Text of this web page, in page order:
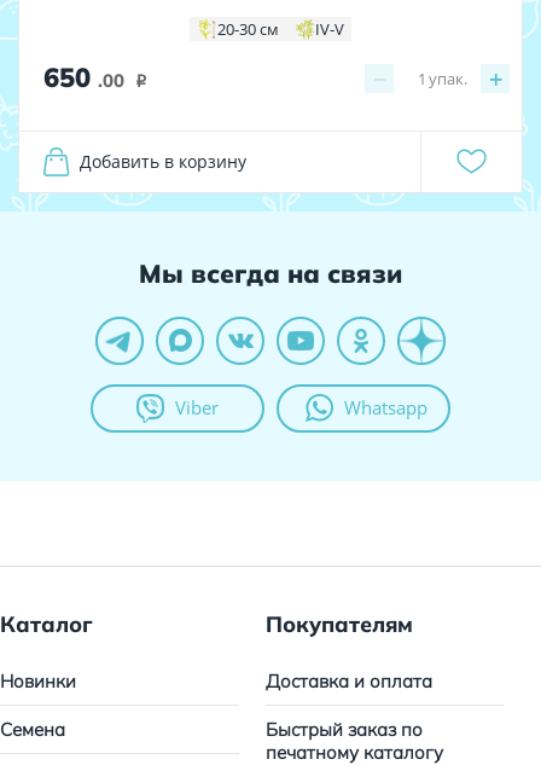
20-30 см IV-V
650 .00 i − +
1 упак.
Добавить в корзину
Мы всегда на связи
Viber Whatsapp
Каталог
Новинки
Семена
Покупателям
Доставка и оплата
Быстрый заказ по
печатному каталогу